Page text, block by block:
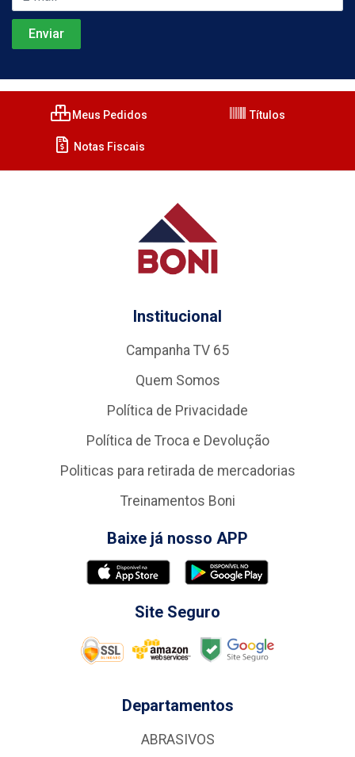
Meus Pedidos Títulos
Notas Fiscais
Institucional
Campanha TV 65
Quem Somos
Política de Privacidade
Política de Troca e Devolução
Politicas para retirada de mercadorias
Treinamentos Boni
Baixe já nosso APP
Site Seguro
Departamentos
ABRASIVOS